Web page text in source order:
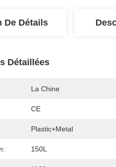
De Détails
Détaillées
La Chine
CE
Plastic+metal
150L